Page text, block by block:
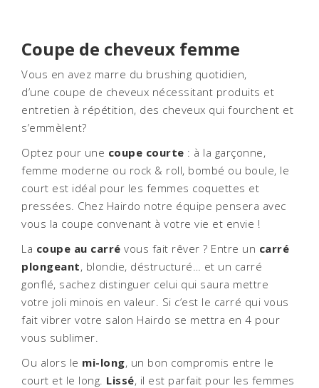
Coupe de cheveux femme
Vous en avez marre du brushing quotidien,
d’une coupe de cheveux nécessitant produits et
entretien à répétition, des cheveux qui fourchent et
s’emmèlent?
Optez pour une coupe courte : à la garçonne,
femme moderne ou rock & roll, bombé ou boule, le
court est idéal pour les femmes coquettes et
pressées. Chez Hairdo notre équipe pensera avec
vous la coupe convenant à votre vie et envie !
La coupe au carré vous fait rêver ? Entre un carré
plongeant, blondie, déstructuré… et un carré
gonflé, sachez distinguer celui qui saura mettre
votre joli minois en valeur. Si c’est le carré qui vous
fait vibrer votre salon Hairdo se mettra en 4 pour
vous sublimer.
Ou alors le mi-long, un bon compromis entre le
court et le long. Lissé, il est parfait pour les femmes